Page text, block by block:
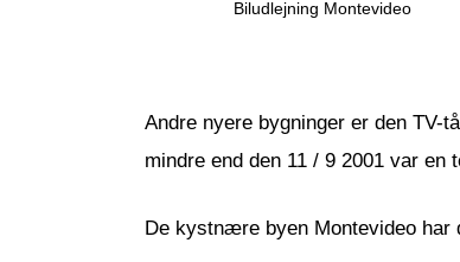
Biludlejning Montevideo
Andre nyere bygninger er den TV-
mindre end den 11 / 9 2001 var en
De kystnære byen Montevideo